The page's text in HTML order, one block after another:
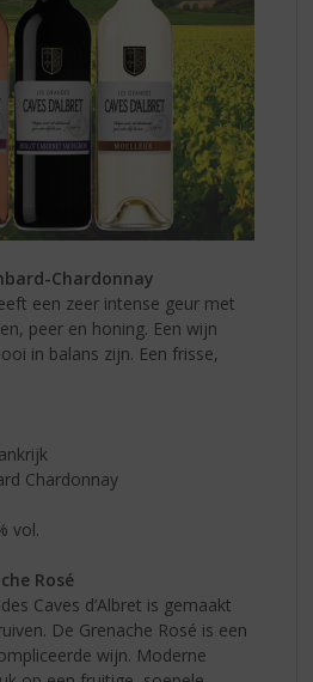
Chardonnay
een zeer intense geur met
peer en honing. Een wijn
in balans zijn. Een frisse,
Chardonnay
vol.
Rosé
Caves d’Albret is gemaakt
De Grenache Rosé is een
wijn. Moderne